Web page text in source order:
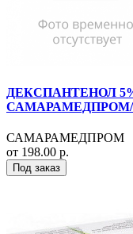
ДЕКСПАНТЕНОЛ
САМАРАМЕДПРОМ/
САМАРАМЕДПРОМ
от 198.00 р.
Под заказ